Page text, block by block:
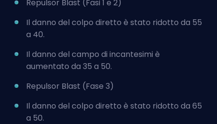
Repulsor Blast (Fasi 1 e 2)
Il danno del colpo diretto è stato ridotto da 55
a 40.
Il danno del campo di incantesimi è
aumentato da 35 a 50.
Repulsor Blast (Fase 3)
Il danno del colpo diretto è stato ridotto da 65
a 50.